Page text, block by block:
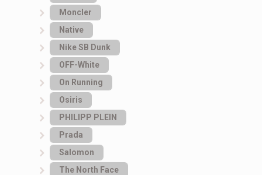
Moncler
Native
Nike SB Dunk
OFF-White
On Running
Osiris
PHILIPP PLEIN
Prada
Salomon
The North Face